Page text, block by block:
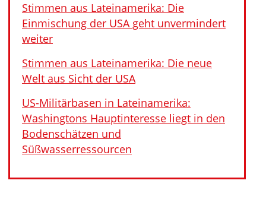
Stimmen aus Lateinamerika: Die
Einmischung der USA geht unvermindert
weiter
Stimmen aus Lateinamerika: Die neue
Welt aus Sicht der USA
US-Militärbasen in Lateinamerika:
Washingtons Hauptinteresse liegt in den
Bodenschätzen und
Süßwasserressourcen